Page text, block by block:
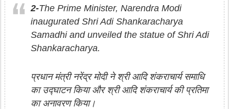
2-The Prime Minister, Narendra Modi
inaugurated Shri Adi Shankaracharya
Samadhi and unveiled the statue of Shri Adi
Shankaracharya.
प्रधान मंत्री नरेंद्र मोदी ने श्री आदि शंकराचार्य समाधि
का उद्घाटन किया और श्री आदि शंकराचार्य की प्रतिमा
का अनावरण किया।